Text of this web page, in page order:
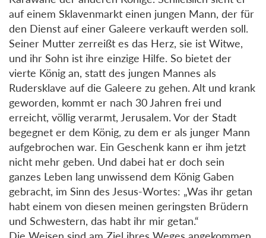
auf einem Sklavenmarkt einen jungen Mann, der für
den Dienst auf einer Galeere verkauft werden soll.
Seiner Mutter zerreißt es das Herz, sie ist Witwe,
und ihr Sohn ist ihre einzige Hilfe. So bietet der
vierte König an, statt des jungen Mannes als
Rudersklave auf die Galeere zu gehen. Alt und krank
geworden, kommt er nach 30 Jahren frei und
erreicht, völlig verarmt, Jerusalem. Vor der Stadt
begegnet er dem König, zu dem er als junger Mann
aufgebrochen war. Ein Geschenk kann er ihm jetzt
nicht mehr geben. Und dabei hat er doch sein
ganzes Leben lang unwissend dem König Gaben
gebracht, im Sinn des Jesus-Wortes: „Was ihr getan
habt einem von diesen meinen geringsten Brüdern
und Schwestern, das habt ihr mir getan.“